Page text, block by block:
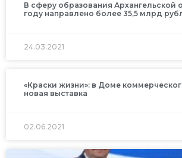
В сферу образования Архангельской
году направлено более 35,5 млрд
24.03.2021
«Краски жизни»: в Доме
новая выставка
02.06.2021